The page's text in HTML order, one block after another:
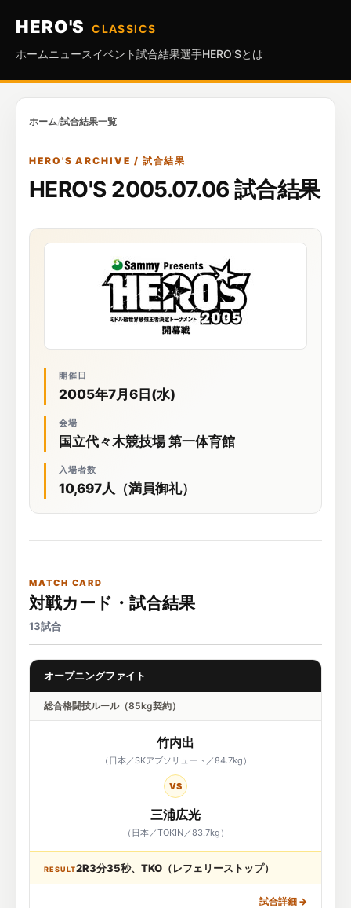
HERO'S
CLASSICS
ホーム ニュースイベント試合結果選手HERO'Sとは
ホーム/試合結果一覧
HERO'S ARCHIVE / 試合結果
HERO'S 2005.07.06 試合結果
開催日
2005年7月6日(水)
会場
国立代々木競技場 第一体育館
入場者数
10,697人（満員御礼）
MATCH CARD
対戦カード・試合結果
13試合
オープニングファイト
総合格闘技ルール（85kg契約）
竹内出
（日本／SKアブソリュート／84.7kg）
VS
三浦広光
（日本／TOKIN／83.7kg）
RESULT2R3分35秒、TKO（レフェリーストップ）
試合詳細 →